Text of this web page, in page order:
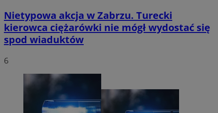
Nietypowa akcja w Zabrzu. Turecki
kierowca ciężarówki nie mógł wydostać się
spod wiaduktów
6